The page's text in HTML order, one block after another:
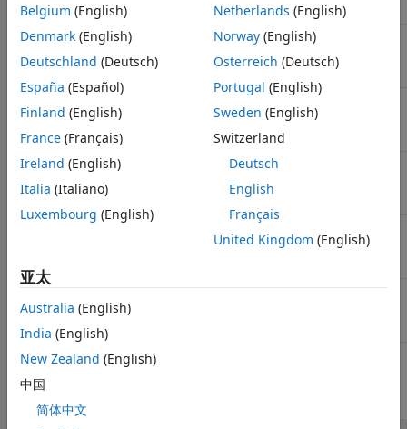
字符
字符
串
字符 字符 字符
串
单精
度值
字符
串
单精
度值
度值
度值
度值
逻辑
值
字符
串
无效 整数
单精
双精
逻辑
和
阵。MATLAB 将
Belgium (English)
Denmark (English)
Deutschland (Deutsch)
España (Español)
Finland (English)
France (Français)
Ireland (English)
Italia (Italiano)
Luxembourg (English)
Netherlands (English)
Norway(English)
Österreich (Deutsch)
Portugal (English)
Sweden (English)
Switzerland
Deutsch
English
Français
United Kingdom (English)
亚太
Australia (English)
India (English)
New Zealand (English)
中国
简体中文